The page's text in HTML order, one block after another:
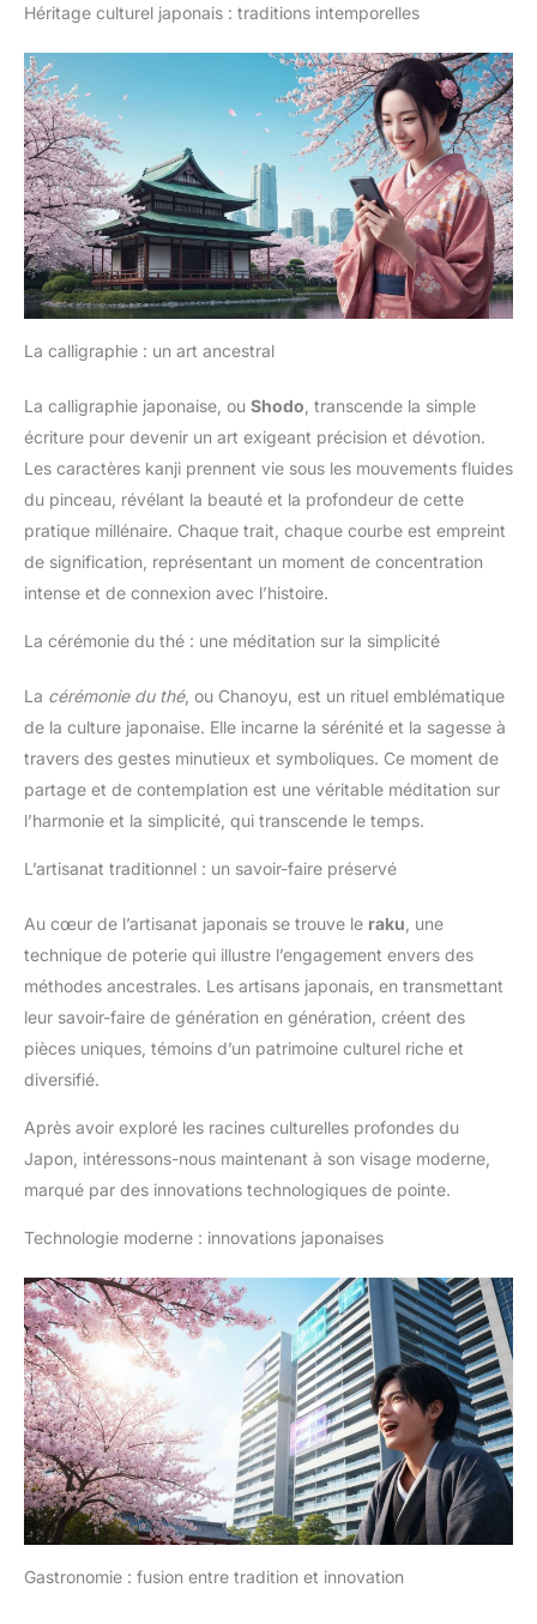
Héritage culturel japonais : traditions intemporelles
La calligraphie : un art ancestral
La calligraphie japonaise, ou Shodo, transcende la simple
écriture pour devenir un art exigeant précision et dévotion.
Les caractères kanji prennent vie sous les mouvements fluides
du pinceau, révélant la beauté et la profondeur de cette
pratique millénaire. Chaque trait, chaque courbe est empreint
de signification, représentant un moment de concentration
intense et de connexion avec l’histoire.
La cérémonie du thé : une méditation sur la simplicité
La cérémonie du thé, ou Chanoyu, est un rituel emblématique
de la culture japonaise. Elle incarne la sérénité et la sagesse à
travers des gestes minutieux et symboliques. Ce moment de
partage et de contemplation est une véritable méditation sur
l’harmonie et la simplicité, qui transcende le temps.
L’artisanat traditionnel : un savoir-faire préservé
Au cœur de l’artisanat japonais se trouve le raku, une
technique de poterie qui illustre l’engagement envers des
méthodes ancestrales. Les artisans japonais, en transmettant
leur savoir-faire de génération en génération, créent des
pièces uniques, témoins d’un patrimoine culturel riche et
diversifié.
Après avoir exploré les racines culturelles profondes du
Japon, intéressons-nous maintenant à son visage moderne,
marqué par des innovations technologiques de pointe.
Technologie moderne : innovations japonaises
Gastronomie : fusion entre tradition et innovation